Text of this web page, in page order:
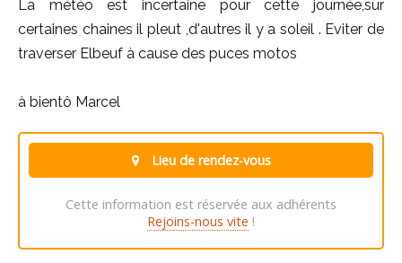
La météo est incertaine pour cette journée,sur
certaines chaines il pleut ,d'autres il y a soleil . Eviter de
traverser Elbeuf à cause des puces motos
à bientô Marcel
Lieu de rendez-vous
Cette information est réservée aux adhérents
Rejoins-nous vite !